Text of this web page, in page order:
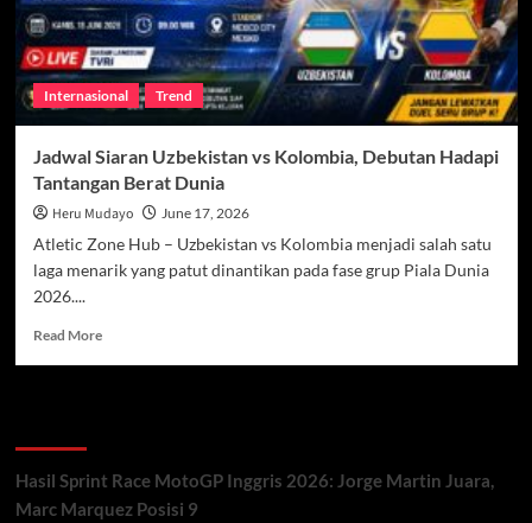
Internasional Trend
Jadwal Siaran Uzbekistan vs Kolombia, Debutan Hadapi
Tantangan Berat Dunia
Heru Mudayo June 17, 2026
Atletic Zone Hub – Uzbekistan vs Kolombia menjadi salah satu
laga menarik yang patut dinantikan pada fase grup Piala Dunia
2026....
Read MoreRead
Kolombia,
Debutan
Hasil Sprint Race MotoGP Inggris 2026: Jorge Martin Juara,
Marc Marquez Posisi 9